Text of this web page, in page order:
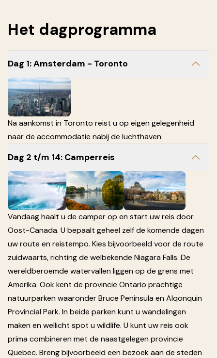
Het dagprogramma
Dag 1: Amsterdam - Toronto
Na aankomst in Toronto reist u op eigen gelegenheid
naar de accommodatie nabij de luchthaven.
Dag 2 t/m 14: Camperreis
Vandaag haalt u de camper op en start uw reis door
Oost-Canada. U bepaalt geheel zelf de komende dagen
uw route en reistempo. Kies bijvoorbeeld voor de route
zuidwaarts, richting de welbekende Niagara Falls. De
wereldberoemde watervallen liggen op de grens met
Amerika. Ook kent de provincie Ontario prachtige
natuurparken waaronder Bruce Peninsula en Alqonquin
Provincial Park. In beide parken kunt u wandelingen
maken en wellicht spot u wildlife. U kunt uw reis ook
prima combineren met de naastgelegen provincie
Quebec. Breng bijvoorbeeld een bezoek aan de steden